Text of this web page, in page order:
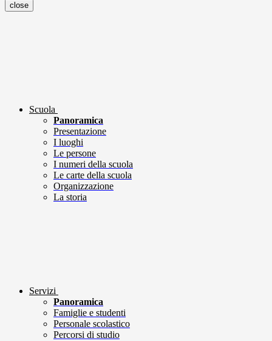
close
Scuola
Panoramica
Presentazione
I luoghi
Le persone
I numeri della scuola
Le carte della scuola
Organizzazione
La storia
Servizi
Panoramica
Famiglie e studenti
Personale scolastico
Percorsi di studio